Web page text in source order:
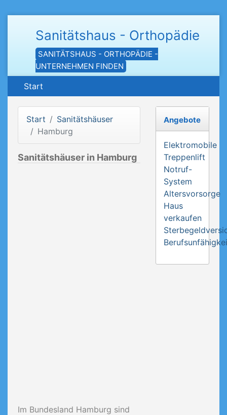
Sanitätshaus - Orthopädie
SANITÄTSHAUS - ORTHOPÄDIE -
UNTERNEHMEN FINDEN
Start
Start
Sanitätshäuser
Hamburg
Sanitätshäuser in Hamburg
Im Bundesland Hamburg sind
Angebote
Elektromobile
Treppenlift
Notruf-
System
Altersvorsorge
Haus
verkaufen